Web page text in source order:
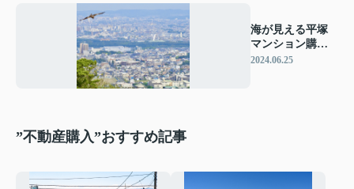
海が見える平塚
マンション購入
ガイド
2024.06.25
”不動産購入”おすすめ記事